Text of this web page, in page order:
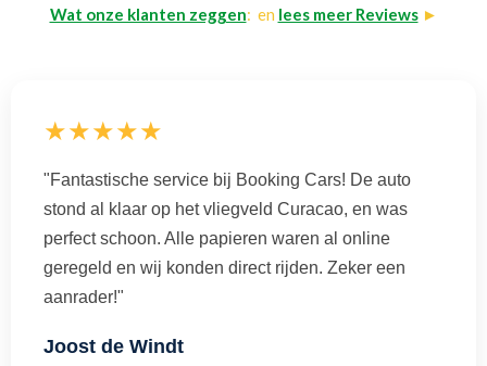
Wat onze klanten zeggen: en lees meer Reviews►
★★★★★
"Fantastische service bij Booking Cars! De auto
stond al klaar op het vliegveld Curacao, en was
perfect schoon. Alle papieren waren al online
geregeld en wij konden direct rijden. Zeker een
aanrader!"
Joost de Windt